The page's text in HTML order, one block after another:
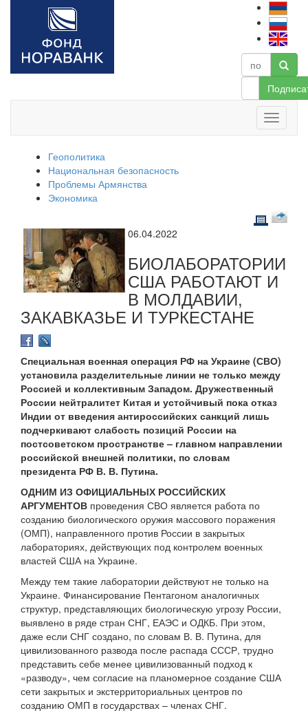
Геополитика
Национальная безопасность
Проблемы Армянства
Экономика
06.04.2022
БИОЛАБОРАТОРИИ
США РАБОТАЮТ И
В МОЛДАВИИ,
ЗАКАВКАЗЬЕ И ТУРКЕСТАНЕ
Специальная военная операция РФ на Украине (СВО)
установила разделительные линии не только между
Россией и коллективным Западом. Дружественный
России нейтралитет Китая и устойчивый пока отказ
Индии от введения антироссийских санкций лишь
подчеркивают слабость позиций России на
постсоветском пространстве – главном направлении
российской внешней политики, по словам
президента РФ В. В. Путина.
ОДНИМ ИЗ ОФИЦИАЛЬНЫХ РОССИЙСКИХ
АРГУМЕНТОВ проведения СВО является работа по
созданию биологического оружия массового поражения
(ОМП), направленного против России в закрытых
лабораториях, действующих под контролем военных
властей США на Украине.
Между тем такие лаборатории действуют не только на
Украине. Финансирование Пентагоном аналогичных
структур, представляющих биологическую угрозу России,
выявлено в ряде стран СНГ, ЕАЭС и ОДКБ. При этом,
даже если СНГ создано, по словам В. В. Путина, для
цивилизованного развода после распада СССР, трудно
представить себе менее цивилизованный подход к
«разводу», чем согласие на планомерное создание США
сети закрытых и экстерриториальных центров по
созданию ОМП в государствах – членах СНГ.